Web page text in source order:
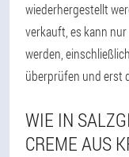
wiederhergestellt
verkauft, es kann
werden,
überprüfen und erst
WIE IN
CREME AUS